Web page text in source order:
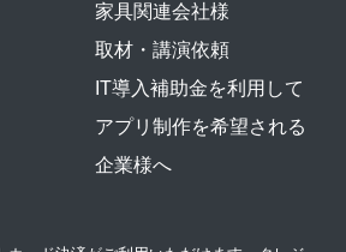
家具関連会社様
取材・講演依頼
IT導入補助金を利用して
アプリ制作を希望される
企業様へ